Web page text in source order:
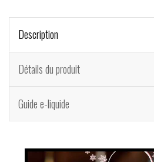
Description
Détails du produit
Guide e-liquide